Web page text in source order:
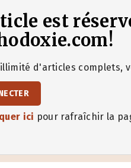
est
d'articles complets,
ici pour rafraîchir la